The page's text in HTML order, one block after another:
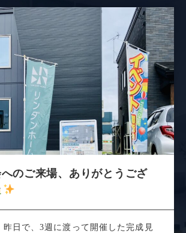
のご来場、ありがとうござ
昨日で、3週に渡って開催した完成見